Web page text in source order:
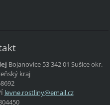
Bojanovice 53342 01 Sušiceokr.
kraj
levne.rostliny@email.cz